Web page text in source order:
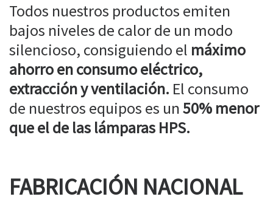
Todos nuestros productos emiten
bajos niveles de calor de un modo
silencioso, consiguiendo el máximo
ahorro en consumo eléctrico,
extracción y ventilación. El consumo
de nuestros equipos es un50% menor
que el de las lámparas HPS.
FABRICACIÓN NACIONAL